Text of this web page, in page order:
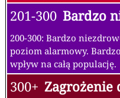
201-300 Bardzo
200-300: Bardzo
poziom alarmowy.
wpływ na całą populację.
300+ Zagrożenie